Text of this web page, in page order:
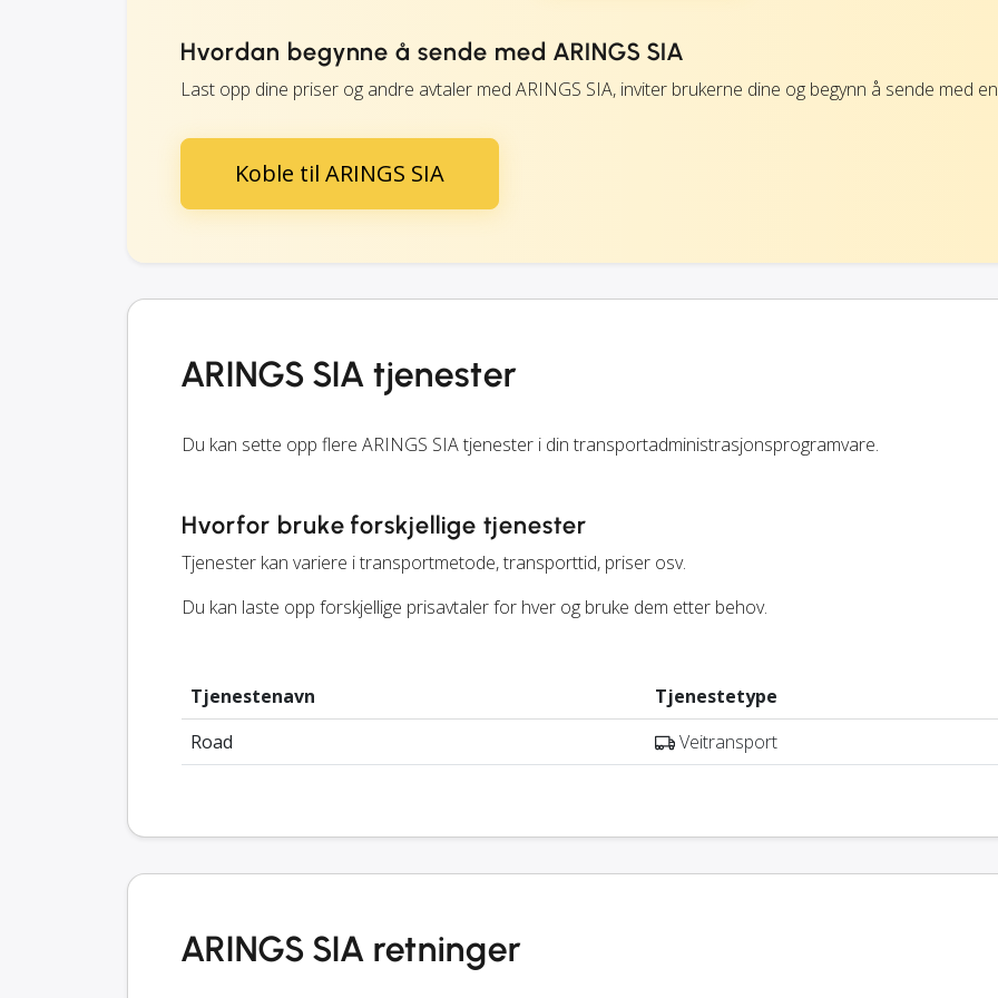
Hvordan begynne å sende med ARINGS SIA
Last opp dine priser og andre avtaler med ARINGS SIA, inviter brukerne dine og begynn å sende med
Koble til ARINGS SIA
ARINGS SIA tjenester
Du kan sette opp flere ARINGS SIA tjenester i din transportadministrasjonsprogramvare.
Hvorfor bruke forskjellige tjenester
Tjenester kan variere i transportmetode, transporttid, priser osv.
Du kan laste opp forskjellige prisavtaler for hver og bruke dem etter behov.
Tjenestenavn
Tjenestetype
Road
Veitransport
ARINGS SIA retninger